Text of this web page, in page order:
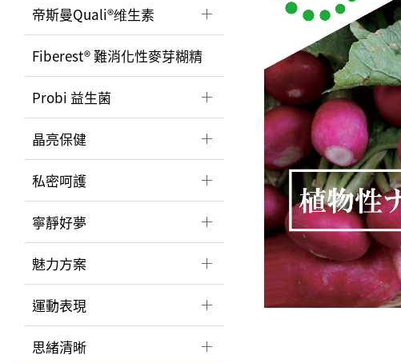
帝斯曼Quali®维生素
Fiberest® 難消化性麥芽糊精
Probi 益生菌
晶亮保健
私密呵護
寧靜好夢
魅力方案
運動表現
思緒清晰